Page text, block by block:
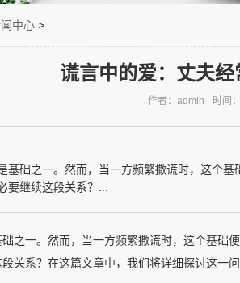
中心 >
谎言中的爱：丈夫
作者：admin 时间
基础之一。然而，当一方频繁撒谎时，这个
要继续这段关系？...
之一。然而，当一方频繁撒谎时，这个基础
关系？在这篇文章中，我们将详细探讨这一